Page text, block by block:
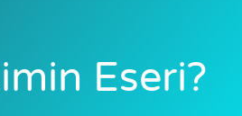
Eseri?